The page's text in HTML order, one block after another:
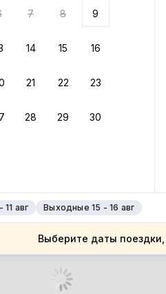
7 8 9
14 15 16
21 22 23
28 29 30
11 авг Выходные 15 - 16 авг
Выберите даты